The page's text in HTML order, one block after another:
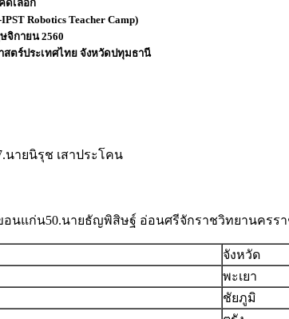
ดเลือก
Robotics Teacher Camp)
จิกายน 2560
ตร์ประเทศไทย จังหวัดปทุมธานี
ายนิรุช เสาประโคน
นแก่น50.นายธัญพิสิษฐ์ อ่อนศรีจักราชวิทยานครร
จังหวัด
พะเยา
ชัยภูมิ